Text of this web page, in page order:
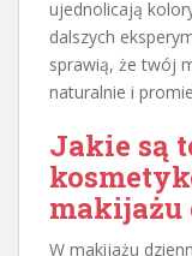
ujednolicają
dalszych
sprawią, że twój
naturalnie i
Jakie są
makijażu
W makijażu